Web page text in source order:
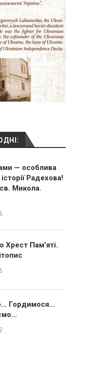
— особлива
Радехова!
Микола.
Хрест Пам’яті.
Гордимося…